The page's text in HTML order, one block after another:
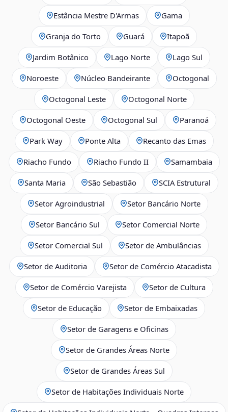
Estância Mestre D'Armas Gama
Granja do Torto Guará Itapoã
Jardim Botânico Lago Norte Lago Sul
Noroeste Núcleo Bandeirante Octogonal
Octogonal Leste Octogonal Norte
Octogonal Oeste Octogonal Sul Paranoá
Park Way Ponte Alta Recanto das Emas
Riacho Fundo Riacho Fundo II Samambaia
Santa Maria São Sebastião SCIA Estrutural
Setor Agroindustrial Setor Bancário Norte
Setor Bancário Sul Setor Comercial Norte
Setor Comercial Sul Setor de Ambulâncias
Setor de Auditoria Setor de Comércio Atacadista
Setor de Comércio Varejista Setor de Cultura
Setor de Educação Setor de Embaixadas
Setor de Garagens e Oficinas
Setor de Grandes Áreas Norte
Setor de Grandes Áreas Sul
Setor de Habitações Individuais Norte